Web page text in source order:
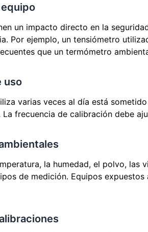
un impacto directo en la
Por ejemplo, un tensiómetro
que un termómetro
uso
varias veces al día está
La frecuencia de calibración debe
la humedad, el polvo, las
de medición. Equipos